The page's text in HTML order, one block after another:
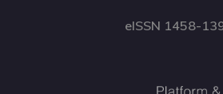
eISSN 1458-